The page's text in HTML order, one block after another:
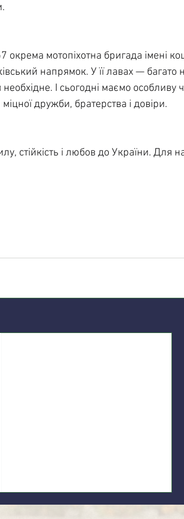
окрема мотопіхотна бригада імені
напрямок. У її лавах —
І сьогодні маємо
дружби, братерства і довіри.
стійкість і любов до України. Для